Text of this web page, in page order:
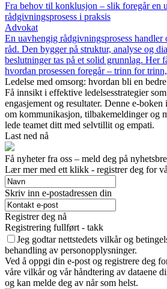
Fra behov til konklusjon – slik foregår en
rådgivningsprosess i praksis
Advokat
En uavhengig rådgivningsprosess handler
råd. Den bygger på struktur, analyse og
beslutninger tas på et solid grunnlag. Her
hvordan prosessen foregår – trinn for
Ledelse med omsorg: hvordan bli en
Få innsikt i effektive ledelsesstrategier
engasjement og resultater. Denne e-
om kommunikasjon, tilbakemeldinger og
lede teamet ditt med selvtillit og empati.
Last ned nå
Få nyheter fra oss – meld deg på
Lær mer med ett klikk - registrer deg for
Skriv inn e-postadressen din
Registrer deg nå
Registrering fullført - takk
Jeg godtar nettstedets vilkår og
behandling av personopplysninger.
Ved å oppgi din e-post og registrere deg
våre vilkår og vår håndtering av dataene
og kan melde deg av når som helst.